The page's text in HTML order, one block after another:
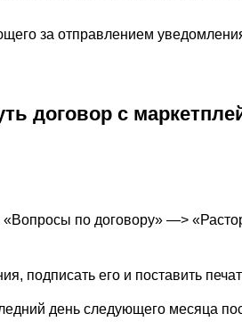
за отправлением
договор с
по договору» —>
подписать его и поставить
день следующего месяца